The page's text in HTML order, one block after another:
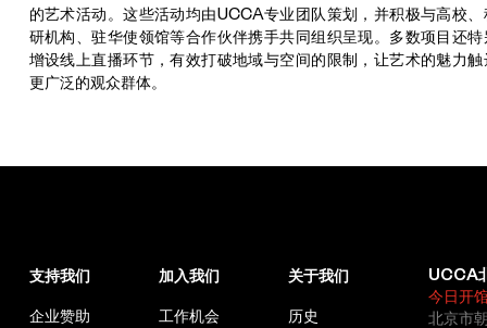
的艺术活动。这些活动均由UCCA专业团队策划，并积极与高校、
研机构、驻华使领馆等合作伙伴携手共同组织呈现。多数项目还特
增设线上直播环节，有效打破地域与空间的限制，让艺术的魅力触
更广泛的观众群体。
支持我们
企业赞助
加入我们
工作机会
关于我们
历史
UCCA
今日开
北京市